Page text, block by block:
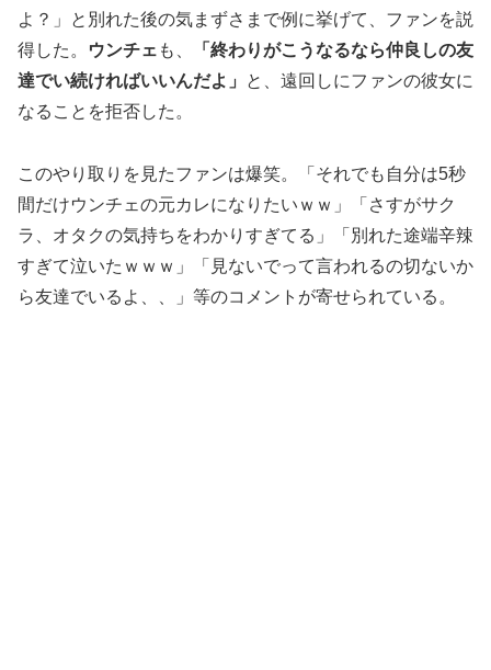
よ？」と別れた後の気まずさまで例に挙げて、ファンを説
得した。
ウンチェ も、
「終わりがこうなるなら仲良しの友
達でい続ければいいんだよ」
と、遠回しにファンの彼女に
なることを拒否した。
このやり取りを見たファンは爆笑。「それでも自分は5秒
間だけウンチェの元カレになりたいｗｗ」「さすがサク
ラ、オタクの気持ちをわかりすぎてる」「別れた途端辛辣
すぎて泣いたｗｗｗ」「見ないでって言われるの切ないか
ら友達でいるよ、、」等のコメントが寄せられている。